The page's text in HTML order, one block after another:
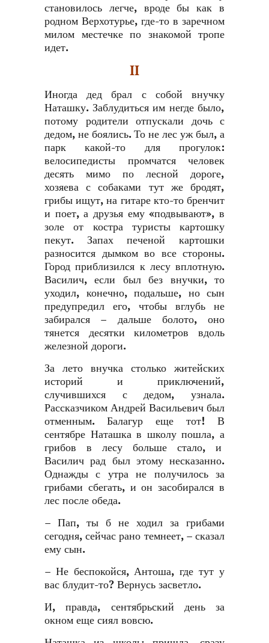
становилось легче, вроде бы как в
родном Верхотурье, где-то в заречном
милом местечке по знакомой тропе
идет.
II
Иногда дед брал с собой внучку
Наташку. Заблудиться им негде было,
потому родители отпускали дочь с
дедом, не боялись. То не лес уж был, а
парк какой-то для прогулок:
велосипедисты промчатся человек
десять мимо по лесной дороге,
хозяева с собаками тут же бродят,
грибы ищут, на гитаре кто-то бренчит
и поет, а друзья ему «подвывают», в
золе от костра туристы картошку
пекут. Запах печеной картошки
разносится дымком во все стороны.
Город приблизился к лесу вплотную.
Василич, если был без внучки, то
уходил, конечно, подальше, но сын
предупредил его, чтобы вглубь не
забирался – дальше болото, оно
тянется десятки километров вдоль
железной дороги.
За лето внучка столько житейских
историй и приключений,
случившихся с дедом, узнала.
Рассказчиком Андрей Васильевич был
отменным. Балагур еще тот! В
сентябре Наташка в школу пошла, а
грибов в лесу больше стало, и
Василич рад был этому несказанно.
Однажды с утра не получилось за
грибами сбегать, и он засобирался в
лес после обеда.
– Пап, ты б не ходил за грибами
сегодня, сейчас рано темнеет, – сказал
ему сын.
– Не беспокойся, Антоша, где тут у
вас блудит-то? Вернусь засветло.
И, правда, сентябрьский день за
окном еще сиял вовсю.